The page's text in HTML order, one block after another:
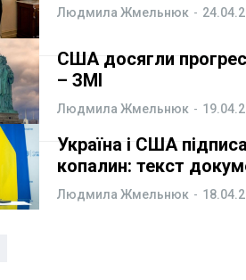
Людмила Жмельнюк -
США досягли
– ЗМІ
Людмила Жмельнюк -
Україна і США
копалин: текст
Людмила Жмельнюк -